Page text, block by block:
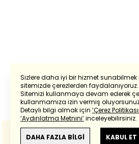
Sizlere daha iyi bir hizmet sunabilmek
sitemizde çerezlerden faydalanıyoruz.
Sitemizi kullanmaya devam ederek
kullanmamıza izin vermiş
Detaylı bilgi almak için ‘Çerez
‘Aydınlatma Metnini’inceleyebilirsiniz.
DAHA FAZLA BİLGİ KABUL ET
Powered by Translate
Bu çevirideGoogle Translete
Anlam ve çeviri hatalarından